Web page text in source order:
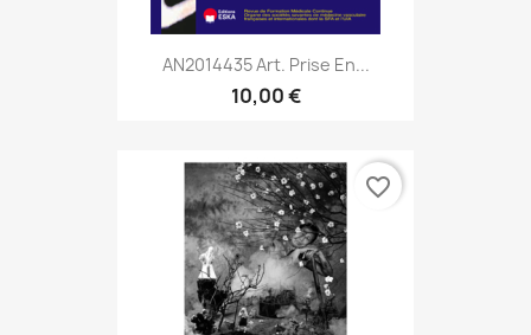
AN2014435 Art. Prise En...
10,00 €
favorite_border